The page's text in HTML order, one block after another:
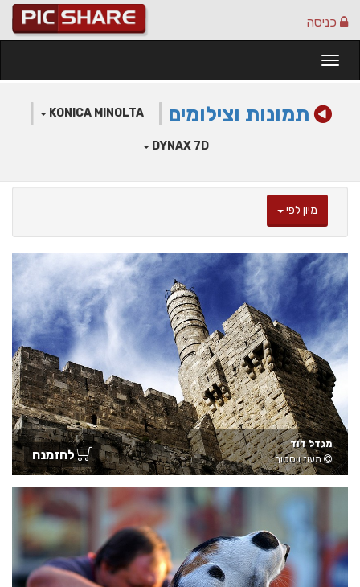
כניסה
תמונות וצילומים KONICA MINOLTA
DYNAX 7D
מיון לפי
מגדל דוד
מעוז ויסטוך
להזמנה